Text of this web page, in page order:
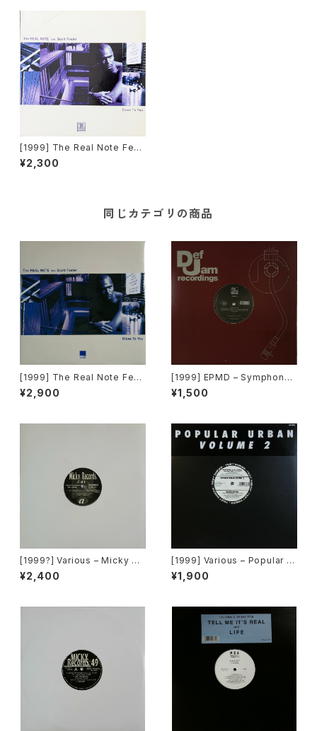
[1999] The Real Note Feat
uring Scott Foster – Close
To You [Cool D:vision]
¥2,300
同じカテゴリの商品
[1999] The Real Note Feat
uring Scott Foster – Close
To You [Cool D:vision][PR
¥2,900
[1999] EPMD – Symphony
2000 / Right Now [Def Jam
Recordings]
¥1,500
[1999?] Various – Micky Re
cords Vol.41 [Micky Recor
ds.][PROMO]
¥2,400
[1999] Various – Popular Ur
ban Volume 2 [Popular Rec
ords Italia]
¥1,900